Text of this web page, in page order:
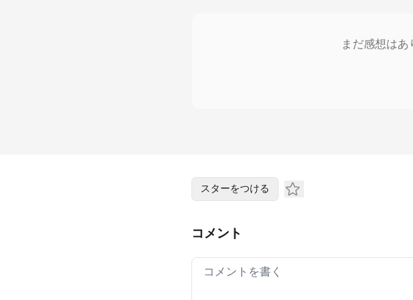
まだ感想はあ
スターをつける
コメント
Your comment